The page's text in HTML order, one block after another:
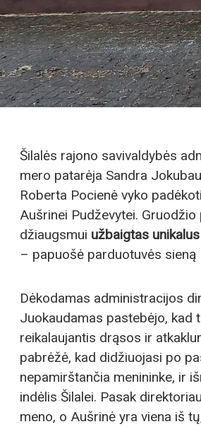
Šilalės rajono savivaldybės
mero patarėja Sandra
Roberta Pocienė vyko
Aušrinei Pudževytei.
džiaugsmui užbaigtas
– papuošė parduotuvės sieną
Dėkodamas administracijos
Juokaudamas pastebėjo, kad
reikalaujantis drąsos ir
pabrėžė, kad didžiuojasi po
nepamirštančia menininke, ir
indėlis Šilalei. Pasak
meno, o Aušrinė yra viena iš